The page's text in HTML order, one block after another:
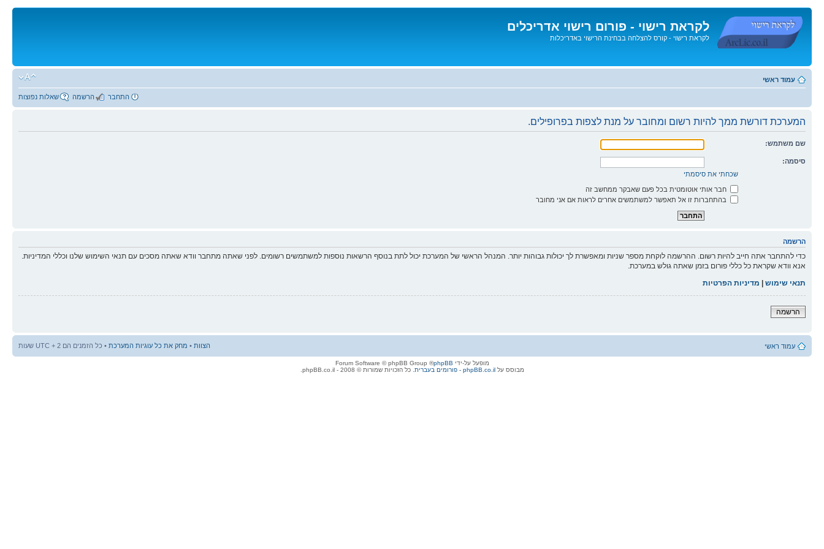
לקראת רישוי - פורום רישוי אדריכלים
לקראת רישוי - קורס להצלחה בבחינת הרישוי באדריכלות
לתוכן
עמוד ראשי
שאלות נפוצות הרשמה התחבר
המערכת דורשת ממך להיות רשום ומחובר על מנת לצפות בפרופילים.
שם משתמש:
סיסמה:
שכחתי את סיסמתי
חבר אותי אוטומטית בכל פעם שאבקר ממחשב זה
בהתחברות זו אל תאפשר למשתמשים אחרים לראות אם אני מחובר
הרשמה
כדי להתחבר אתה חייב להיות רשום. ההרשמה לוקחת מספר שניות ומאפשרת לך יכולות גבוהות יותר. המנהל הראשי של המערכת יכול לתת בנוסף הרשאות נוספות למשתמשים רשומים. לפני שאתה מתחבר וודא שאתה מסכים עם תנאי השימוש שלנו וכללי המדיניות.
אנא וודא שקראת כל כללי פורום בזמן שאתה גולש במערכת.
תנאי שימוש | מדיניות הפרטיות
הרשמה
עמוד ראשי הצוות • מחק את כל עוגיות המערכת • כל הזמנים הם UTC + 2 שעות
מופעל על-ידי phpBB
® Forum Software © phpBB Group
מבוסס עלphpBB.co.il - פורומים בעברית . כל הזכויות שמורות © 2008 - phpBB.co.il.